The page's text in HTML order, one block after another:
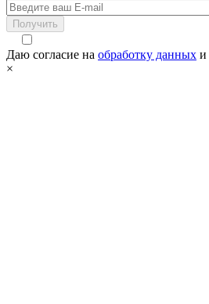
Получить
Даю согласие на обработку данных и
×